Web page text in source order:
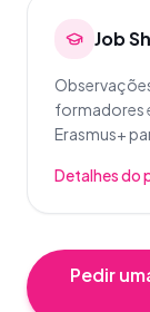
Job
formadores
Erasmus+
Detalhes do
Pedir